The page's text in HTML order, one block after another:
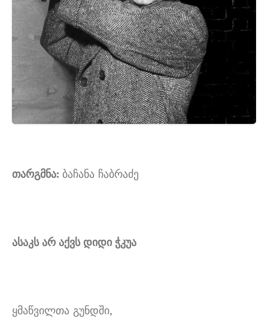
თარგმნა: ბაჩანა ჩაბრაძე
ასაკს არ აქვს დიდი ჭკუა
ყმაწვილთა გუნდში,